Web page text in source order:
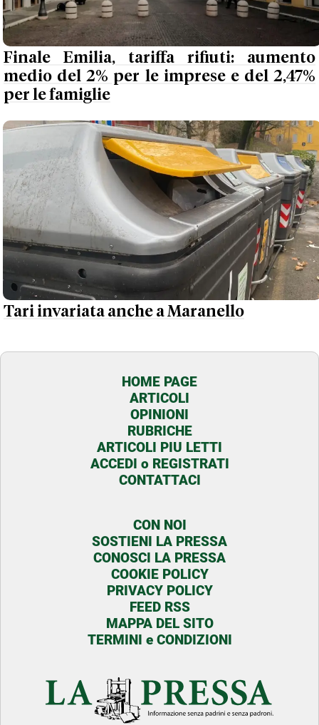
Finale Emilia, tariffa rifiuti: aumento
medio del 2% per le imprese e del 2,47%
per le famiglie
Tari invariata anche a Maranello
HOME PAGE
ARTICOLI
OPINIONI
RUBRICHE
ARTICOLI PIU LETTI
ACCEDI o REGISTRATI
CONTATTACI
CON NOI
SOSTIENI LA PRESSA
CONOSCI LA PRESSA
COOKIE POLICY
PRIVACY POLICY
FEED RSS
MAPPA DEL SITO
TERMINI e CONDIZIONI